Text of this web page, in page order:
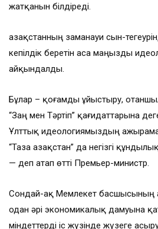
жатқанын білдіреді.
Қазақстанның заманауи сын-
кепілдік беретін аса маңызды
айқындалды.
Бұлар – қоғамды ұйыстыру,
“Заң мен Тәртіп” қағидаттарына
Ұлттық идеологиямыздың
“Таза Қазақстан” да негізгі
— деп атап өтті Премьер-министр.
Сондай-ақ Мемлекет басшысының
одан әрі экономикалық дамуына
міндеттерді іс жүзінде жүзеге